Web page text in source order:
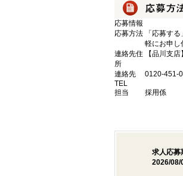
応募情報
応募方法
「応募す
軽にお申し
連絡先住
所
【品川支
連絡先
TEL
0120-451-
担当 採用係
求人応募
2026/08/